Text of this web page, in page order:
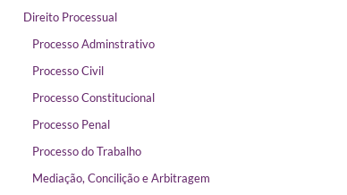
Direito Processual
Processo Adminstrativo
Processo Civil
Processo Constitucional
Processo Penal
Processo do Trabalho
Mediação, Concilição e Arbitragem